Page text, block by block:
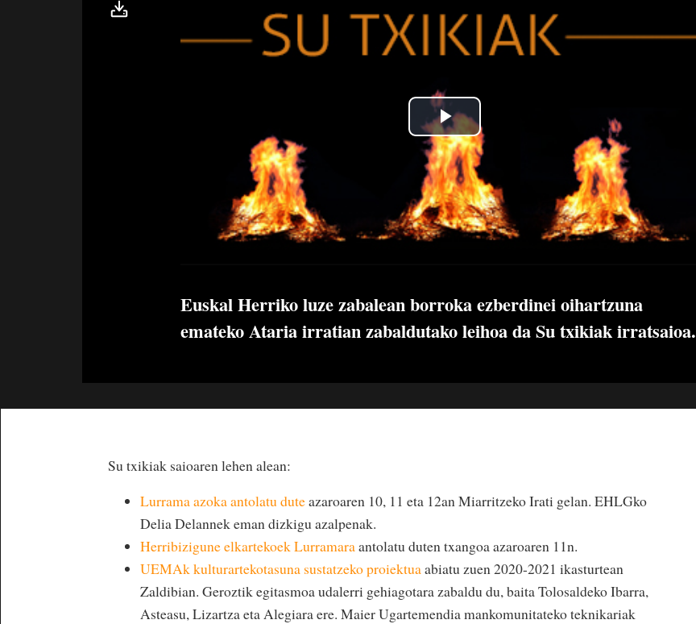
Euskal Herriko luze zabalean borroka ezberdinei oihartzuna
emateko Ataria irratian zabaldutako leihoa da Su txikiak irratsaioa.
Su txikiak saioaren lehen alean:
Lurrama azoka antolatu duteazaroaren 10, 11 eta 12an Miarritzeko Irati gelan. EHLGko
Delia Delannek eman dizkigu azalpenak.
Herribizigune elkartekoek Lurramaraantolatu duten txangoa azaroaren 11n.
UEMAk kulturartekotasuna sustatzeko proiektuaabiatu zuen 2020-2021 ikasturtean
Zaldibian. Geroztik egitasmoa udalerri gehiagotara zabaldu du, baita Tolosaldeko Ibarra,
Asteasu, Lizartza eta Alegiara ere. Maier Ugartemendia mankomunitateko teknikariak